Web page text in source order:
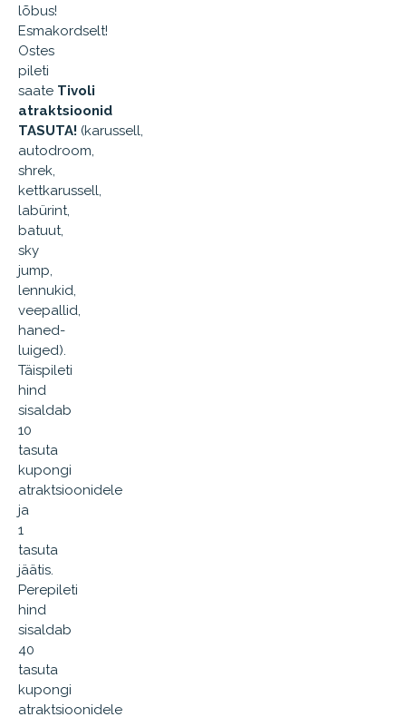
lõbus!
Esmakordselt!
Ostes
pileti
saate Tivoli
atraktsioonid
TASUTA! (karussell,
autodroom,
shrek,
kettkarussell,
labürint,
batuut,
sky
jump,
lennukid,
veepallid,
haned-
luiged).
Täispileti
hind
sisaldab
10
tasuta
kupongi
atraktsioonidele
ja
1
tasuta
jäätis.
Perepileti
hind
sisaldab
40
tasuta
kupongi
atraktsioonidele